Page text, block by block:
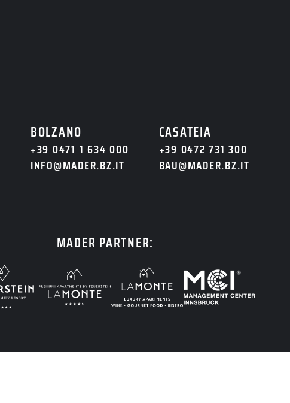
BOLZANO
+39 0471 1 634 000
INFO@MADER.BZ.IT
CASATEIA
+39 0472 731 300
BAU@MADER.BZ.IT
MADER PARTNER: